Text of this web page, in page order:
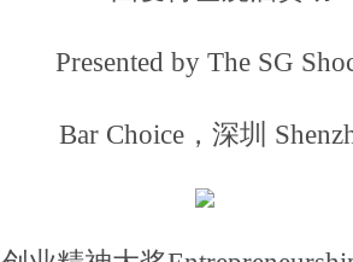
Presented by The SG
Bar Choice，深圳